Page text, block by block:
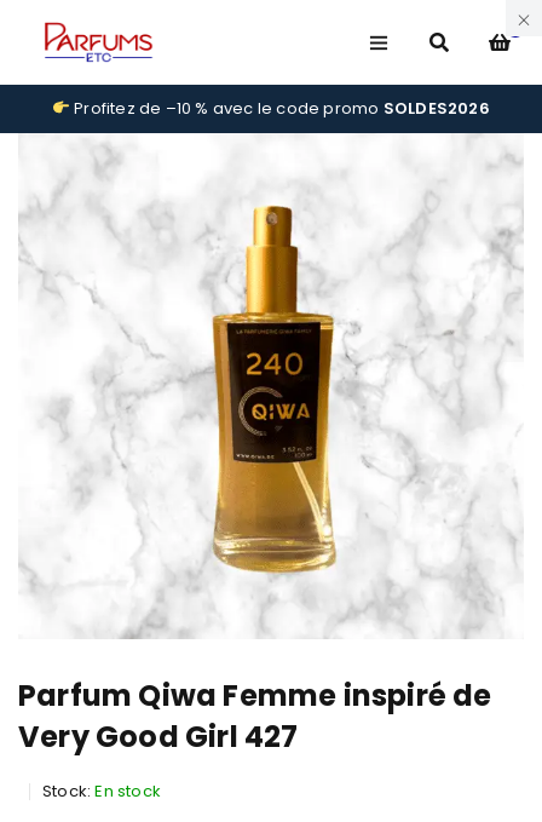
0
Profitez de –10 % avec le code promo SOLDES2026
Parfum Qiwa Femme inspiré de
Very Good Girl 427
Stock: En stock